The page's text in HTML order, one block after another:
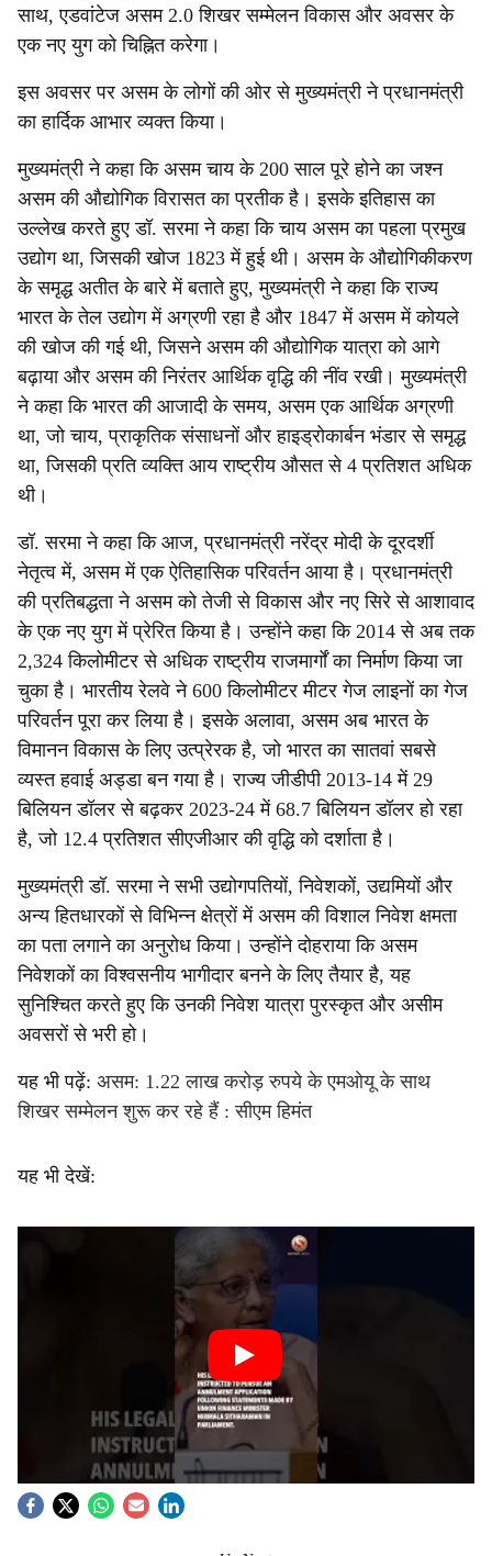
साथ, एडवांटेज असम 2.0 शिखर सम्मेलन विकास और अवसर के
एक नए युग को चिह्नित करेगा।
इस अवसर पर असम के लोगों की ओर से मुख्यमंत्री ने प्रधानमंत्री
का हार्दिक आभार व्यक्त किया।
मुख्यमंत्री ने कहा कि असम चाय के 200 साल पूरे होने का जश्न
असम की औद्योगिक विरासत का प्रतीक है। इसके इतिहास का
उल्लेख करते हुए डॉ. सरमा ने कहा कि चाय असम का पहला प्रमुख
उद्योग था, जिसकी खोज 1823 में हुई थी। असम के औद्योगिकीकरण
के समृद्ध अतीत के बारे में बताते हुए, मुख्यमंत्री ने कहा कि राज्य
भारत के तेल उद्योग में अग्रणी रहा है और 1847 में असम में कोयले
की खोज की गई थी, जिसने असम की औद्योगिक यात्रा को आगे
बढ़ाया और असम की निरंतर आर्थिक वृद्धि की नींव रखी। मुख्यमंत्री
ने कहा कि भारत की आजादी के समय, असम एक आर्थिक अग्रणी
था, जो चाय, प्राकृतिक संसाधनों और हाइड्रोकार्बन भंडार से समृद्ध
था, जिसकी प्रति व्यक्ति आय राष्ट्रीय औसत से 4 प्रतिशत अधिक
थी।
डॉ. सरमा ने कहा कि आज, प्रधानमंत्री नरेंद्र मोदी के दूरदर्शी
नेतृत्व में, असम में एक ऐतिहासिक परिवर्तन आया है। प्रधानमंत्री
की प्रतिबद्धता ने असम को तेजी से विकास और नए सिरे से आशावाद
के एक नए युग में प्रेरित किया है। उन्होंने कहा कि 2014 से अब तक
2,324 किलोमीटर से अधिक राष्ट्रीय राजमार्गों का निर्माण किया जा
चुका है। भारतीय रेलवे ने 600 किलोमीटर मीटर गेज लाइनों का गेज
परिवर्तन पूरा कर लिया है। इसके अलावा, असम अब भारत के
विमानन विकास के लिए उत्प्रेरक है, जो भारत का सातवां सबसे
व्यस्त हवाई अड्डा बन गया है। राज्य जीडीपी 2013-14 में 29
बिलियन डॉलर से बढ़कर 2023-24 में 68.7 बिलियन डॉलर हो रहा
है, जो 12.4 प्रतिशत सीएजीआर की वृद्धि को दर्शाता है।
मुख्यमंत्री डॉ. सरमा ने सभी उद्योगपतियों, निवेशकों, उद्यमियों और
अन्य हितधारकों से विभिन्न क्षेत्रों में असम की विशाल निवेश क्षमता
का पता लगाने का अनुरोध किया। उन्होंने दोहराया कि असम
निवेशकों का विश्वसनीय भागीदार बनने के लिए तैयार है, यह
सुनिश्चित करते हुए कि उनकी निवेश यात्रा पुरस्कृत और असीम
अवसरों से भरी हो।
यह भी पढ़ें: असम: 1.22 लाख करोड़ रुपये के एमओयू के साथ
शिखर सम्मेलन शुरू कर रहे हैं : सीएम हिमंत
यह भी देखें: